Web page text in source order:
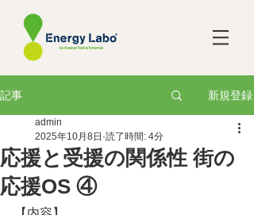
記事 新規登録
応援と受援の関係性 街の
応援OS ④
admin
2025年10月8日 読了時間: 4分